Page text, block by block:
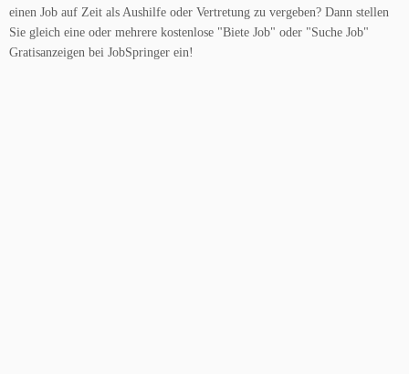
einen Job auf Zeit als Aushilfe oder Vertretung zu vergeben? Dann stellen
Sie gleich eine oder mehrere kostenlose "Biete Job" oder "Suche Job"
Gratisanzeigen bei JobSpringer ein!